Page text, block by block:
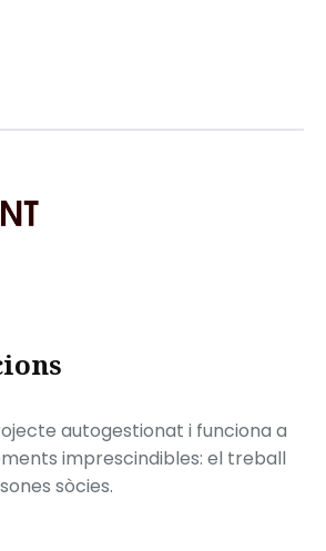
autogestionat i funciona a
imprescindibles: el treball
sòcies.